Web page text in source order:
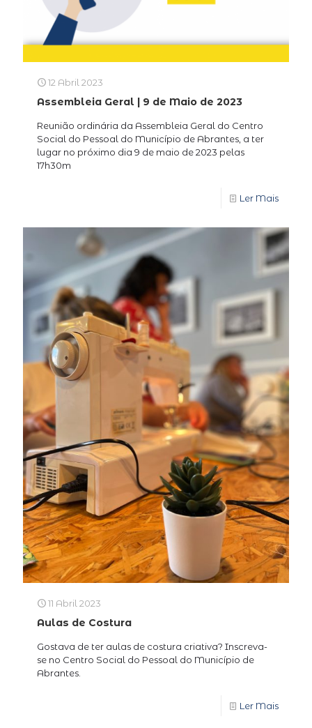
12 Abril 2023
Assembleia Geral | 9 de Maio de 2023
Reunião ordinária da Assembleia Geral do Centro
Social do Pessoal do Município de Abrantes, a ter
lugar no próximo dia 9 de maio de 2023 pelas
17h30m
Ler Mais
11 Abril 2023
Aulas de Costura
Gostava de ter aulas de costura criativa? Inscreva-
se no Centro Social do Pessoal do Município de
Abrantes.
Ler Mais